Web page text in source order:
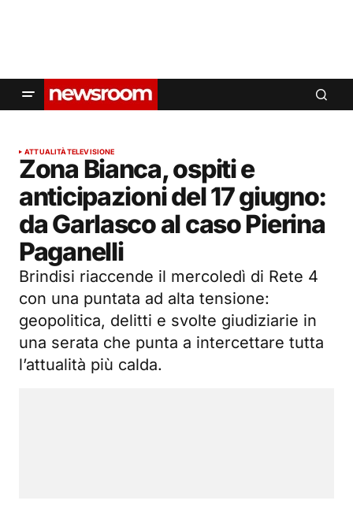
ATTUALITÀTELEVISIONE
Zona Bianca, ospiti e
anticipazioni del 17 giugno:
da Garlasco al caso Pierina
Paganelli
Brindisi riaccende il mercoledì di Rete 4
con una puntata ad alta tensione:
geopolitica, delitti e svolte giudiziarie in
una serata che punta a intercettare tutta
l’attualità più calda.